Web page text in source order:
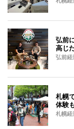
弘前
高じ
弘前経
札幌
体験
札幌経